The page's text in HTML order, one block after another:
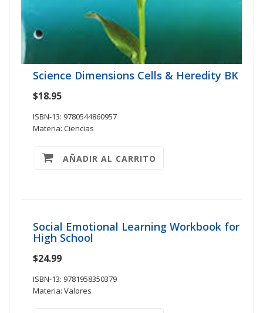
Science Dimensions Cells & Heredity BK
$18.95
ISBN-13: 9780544860957
Materia: Ciencias
AÑADIR AL CARRITO
Social Emotional Learning Workbook for
High School
$24.99
ISBN-13: 9781958350379
Materia: Valores